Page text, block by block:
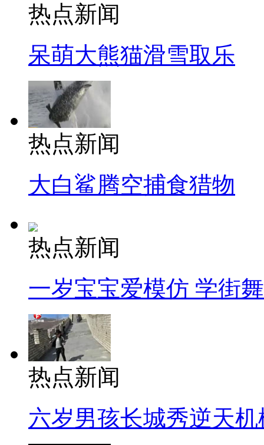
热点新闻
呆萌大熊猫滑雪取乐
热点新闻
大白鲨腾空捕食猎物
热点新闻
一岁宝宝爱模仿 学街
热点新闻
六岁男孩长城秀逆天机